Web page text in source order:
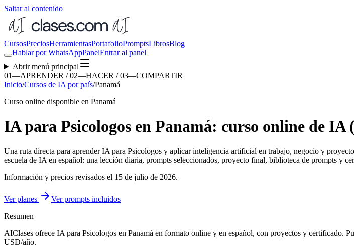
Saltar al contenido
CursosPreciosHerramientasPortafolioPromptsLibrosBlog
Hablar por WhatsAppPanelEntrar al panel
Abrir menú principal
01—APRENDER / 02—HACER / 03—COMPARTIR
Inicio/Cursos de IA por país/Panamá
Curso online disponible en Panamá
IA para Psicologos en Panamá: curso online de IA
Una ruta directa para aprenderIA para Psicologos y aplicar inteligencia artificial en trabajo, negocio y
escuela de IA en español: una lección diaria, prompts seleccionados, proyecto final, biblioteca de prompts y
Información y precios revisados el 15 de julio de 2026.
Ver planes
Ver prompts incluidos
Resumen
AIClases ofrece IA para Psicologos en Panamá en formato online y en español, con proyectos y certificado.
USD/año.